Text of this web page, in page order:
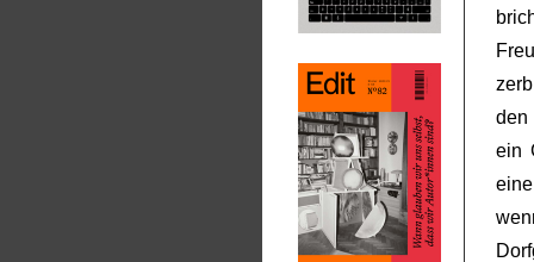
den
ein